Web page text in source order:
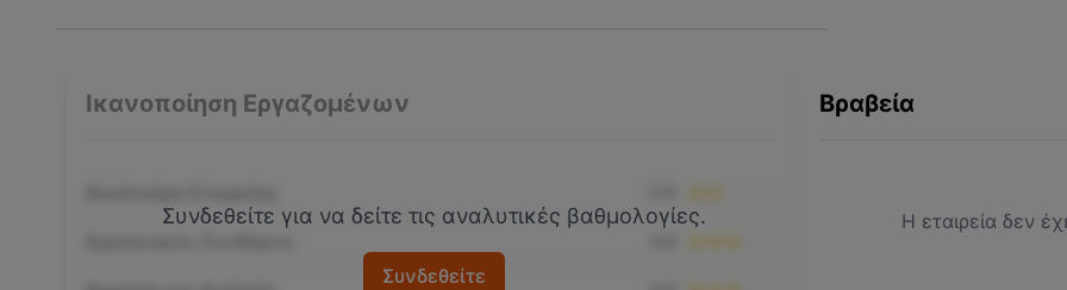
Ικανοποίηση Εργαζομένων
Συνδεθείτε για να δείτε τις αναλυτικές βαθμολογίες.
Συνδεθείτε
Βραβεία
Η εταιρεία δεν